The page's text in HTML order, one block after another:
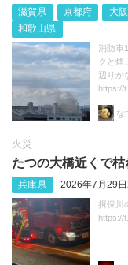
滋賀県 京都府 大
和歌山県
消防車
クと煙
辺りか
https://
な
火災
たつの大橋近くで
兵庫県 2026年7月29
揖保川
https://